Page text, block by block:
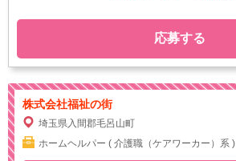
応募する
株式会社福祉の街
埼玉県入間郡毛呂山町
ホームヘルパー ( 介護職（ケアワーカー）系 )